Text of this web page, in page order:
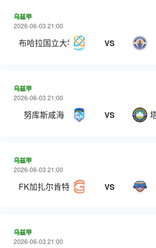
乌兹甲
2026-06-03 21:00
布哈拉国立大学 VS
乌兹甲
2026-06-03 21:00
努库斯咸海 VS
乌兹甲
2026-06-03 21:00
FK加扎尔肯特 VS
乌兹甲
2026-06-03 21:00